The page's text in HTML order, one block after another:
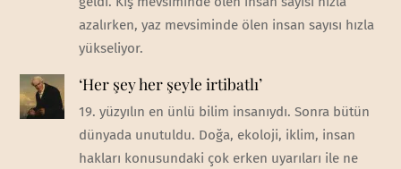
azalırken, yaz mevsiminde ölen insan sayısı hızla
yükseliyor.
‘Her şey her şeyle irtibatlı’
19. yüzyılın en ünlü bilim insanıydı. Sonra bütün
dünyada unutuldu. Doğa, ekoloji, iklim, insan
hakları konusundaki çok erken uyarıları ile ne